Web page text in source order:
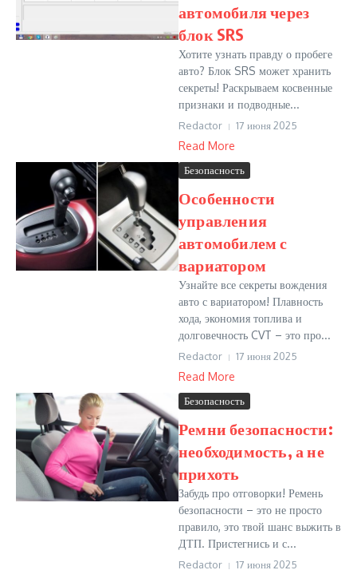
автомобиля через
блок SRS
Хотите узнать правду о пробеге
авто? Блок SRS может хранить
секреты! Раскрываем косвенные
признаки и подводные...
Redactor 17 июня 2025
Read More
Безопасность
Особенности
управления
автомобилем с
вариатором
Узнайте все секреты вождения
авто с вариатором! Плавность
хода, экономия топлива и
долговечность CVT – это про...
Redactor 17 июня 2025
Read More
Безопасность
Ремни безопасности:
необходимость, а не
прихоть
Забудь про отговорки! Ремень
безопасности – это не просто
правило, это твой шанс выжить в
ДТП. Пристегнись и с...
Redactor 17 июня 2025